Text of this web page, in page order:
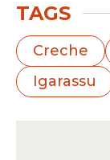
conforto e
sete novas
jardim,
TAGS
Creche
Igarassu